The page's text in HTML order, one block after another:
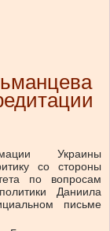
Украины
со стороны
по вопросам
Даниила
письме